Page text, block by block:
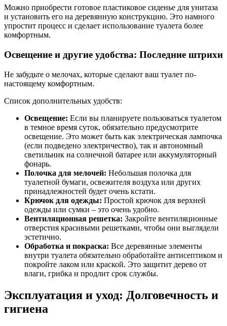
Можно приобрести готовое пластиковое сиденье для унитаза
и установить его на деревянную конструкцию. Это намного
упростит процесс и сделает использование туалета более
комфортным.
Освещение и другие удобства: Последние штрихи
Не забудьте о мелочах, которые сделают ваш туалет по-
настоящему комфортным.
Список дополнительных удобств:
Освещение: Если вы планируете пользоваться туалетом
в темное время суток, обязательно предусмотрите
освещение. Это может быть как электрическая лампочка
(если подведено электричество), так и автономный
светильник на солнечной батарее или аккумуляторный
фонарь.
Полочка для мелочей: Небольшая полочка для
туалетной бумаги, освежителя воздуха или других
принадлежностей будет очень кстати.
Крючок для одежды: Простой крючок для верхней
одежды или сумки – это очень удобно.
Вентиляционная решетка: Закройте вентиляционные
отверстия красивыми решетками, чтобы они выглядели
эстетично.
Обработка и покраска: Все деревянные элементы
внутри туалета обязательно обработайте антисептиком и
покройте лаком или краской. Это защитит дерево от
влаги, грибка и продлит срок службы.
Эксплуатация и уход: Долговечность и
гигиена